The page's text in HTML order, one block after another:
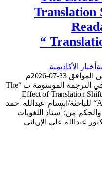
Translation
أخبار الأكاديمية
عقدت الأكاديمية اليمنية اليوم الخميس الموافق 23-07-2026م
المناقشة العلنية لرسالة الماجستير في الترجمة الموسومة ب “The
Effect of Translation
Arabic Translations of the Novel 1984“ للباحثة/ابتسام عبدالله أحمد
من: أستاذ اللغويات
عبدالله علي الإرياني